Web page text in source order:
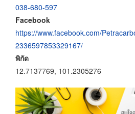
038-680-597
Facebook
https://www.facebook.com/
2336597853329167/
พิกัด
12.7137769, 101.2305276